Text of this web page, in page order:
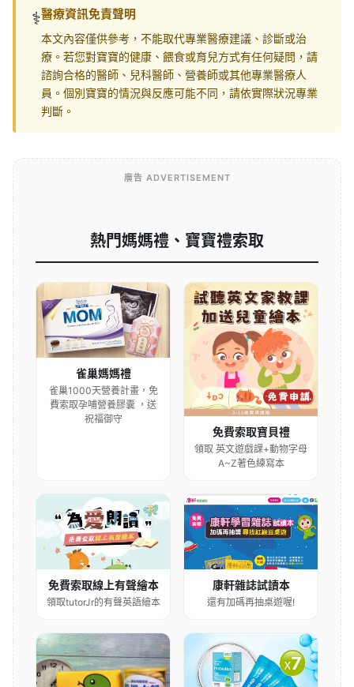
⚕️醫療資訊免責聲明
本文內容僅供參考，不能取代專業醫療建議、診斷或治
療。若您對寶寶的健康、餵食或育兒方式有任何疑問，請
諮詢合格的醫師、兒科醫師、營養師或其他專業醫療人
員。個別寶寶的情況與反應可能不同，請依實際狀況專業
判斷。
廣告 ADVERTISEMENT
熱門媽媽禮、寶寶禮索取
雀巢媽媽禮
雀巢1000天營養計畫，免
費索取孕哺營養膠囊 ，送
祝福御守
免費索取寶貝禮
領取 英文遊戲課+動物字母
A~Z著色練寫本
免費索取線上有聲繪本
領取tutorJr的有聲英語繪本
康軒雜誌試讀本
還有加碼再抽桌遊喔!